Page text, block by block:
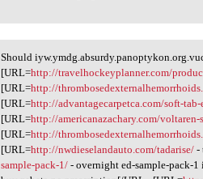
Should iyw.ymdg.absurdy
Should
[URL=http://travelhockeyplanner.com/
[URL=http://
[URL=http://advantagecarpetca.com/soft-
[URL=http://americanazachary.com/voltaren-
[URL=http://
[URL=http://nwdieselandauto.com/tadarise/ -
sample-pack-1/ - overnight ed-sample-pack-